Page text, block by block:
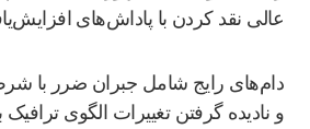
عالی نقد کردن با پاداش‌های
دام‌های رایج شامل جبران ضرر با
و نادیده گرفتن تغییرات الگوی